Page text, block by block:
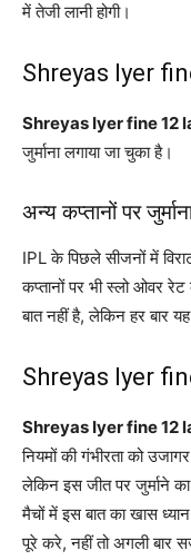
में तेजी लानी होगी।
Shreyas Iyer
Shreyas Iyer fine 12
जुर्माना लगाया जा चुका है।
अन्य कप्तानों पर
IPL के पिछले सीजनों में
कप्तानों पर भी स्लो ओवर
बात नहीं है, लेकिन हर बार
Shreyas Iyer
Shreyas Iyer fine 12
नियमों की गंभीरता को
लेकिन इस जीत पर जुर्माने
मैचों में इस बात का खास
पूरे करे, नहीं तो अगली बार